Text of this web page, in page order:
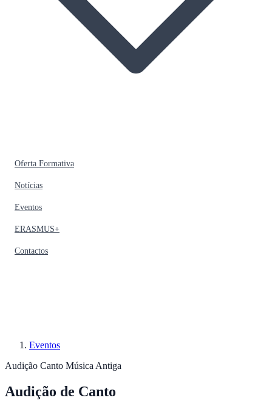
Oferta Formativa
Notícias
Eventos
ERASMUS+
Contactos
Eventos
Audição Canto Música Antiga
Audição de Canto